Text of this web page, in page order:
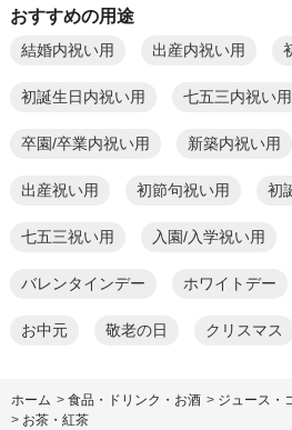
おすすめの用途
結婚内祝い用 出産内祝い用
初誕生日内祝い用 七五三内祝い用
卒園/卒業内祝い用 新築内祝い用
出産祝い用 初節句祝い用 初
七五三祝い用 入園/入学祝い用
バレンタインデー ホワイトデー
お中元 敬老の日 クリスマス
ホーム > 食品・ドリンク・お酒 > ジュース・
> お茶・紅茶